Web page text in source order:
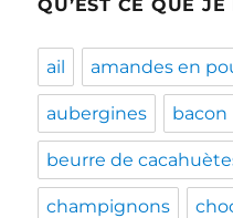
QU’EST CE QUE
ail amandes en
aubergines bacon
beurre de
champignons